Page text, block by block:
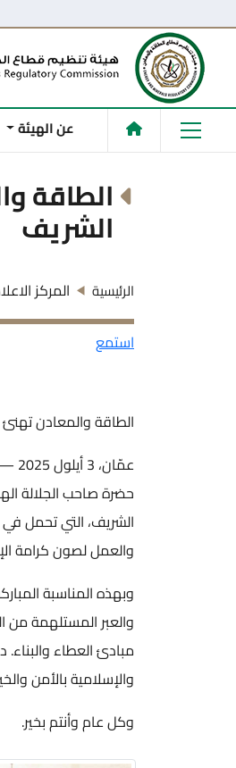
عن الهيئة
الطاقة
الشريف
الرئيسية المركز
استمع
الطاقة والمعادن
حضرة صاحب الجلالة
الشريف، التي تحمل
والعمل لصون كرامة
وبهذه المناسبة
والعبر المستلهمة من
مبادئ العطاء
والإسلامية بالأمن
وكل عام وأنتم بخير.